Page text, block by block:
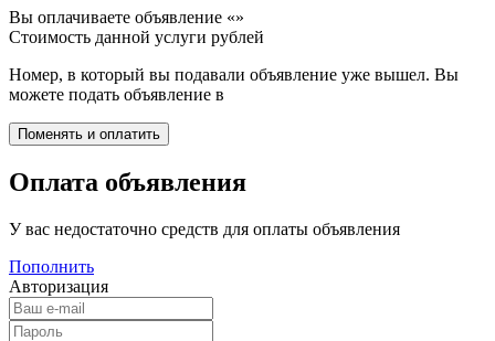
Вы оплачиваете объявление «»
Стоимость данной услуги рублей
Номер, в который вы подавали объявление уже вышел. Вы
можете подать объявление в
Оплата объявления
У вас недостаточно средств для оплаты объявления
Пополнить
Авторизация